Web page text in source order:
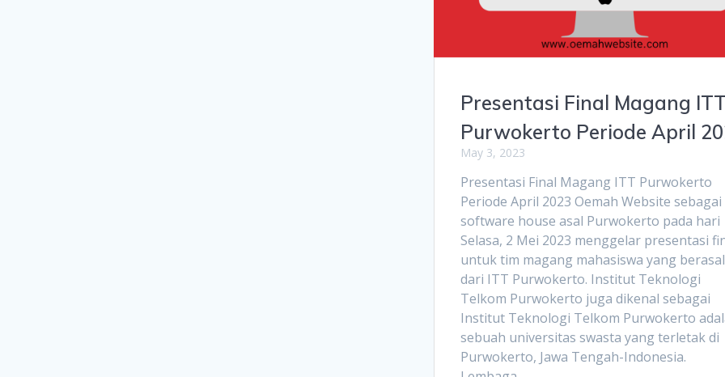
Presentasi Final Magang ITT
Purwokerto Periode April
May 3, 2023
Presentasi Final Magang ITT Purwokerto
Periode April 2023 Oemah Website sebagai
software house asal Purwokerto pada hari
Selasa, 2 Mei 2023 menggelar presentasi
untuk tim magang mahasiswa yang berasal
dari ITT Purwokerto. Institut Teknologi
Telkom Purwokerto juga dikenal sebagai
Institut Teknologi Telkom Purwokerto
sebuah universitas swasta yang terletak di
Purwokerto, Jawa Tengah-Indonesia.